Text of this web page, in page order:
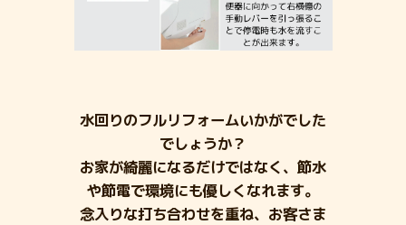
水回りのフルリフォームいかがでした
でしょうか？
お家が綺麗になるだけではなく、節水
や節電で環境にも優しくなれます。
念入りな打ち合わせを重ね、お客さま